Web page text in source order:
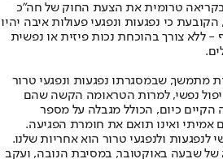
טרומית את הצעת החוק של חה״כ
כי נפגעות ונפגעי פעולות איבה יהיו
- ללא צורך בהוכחת נכות פיזית או נפשית
מתמשך, שבמסגרתו נפגעות ונפגעי טרור
נפשי, למרות הטראומה הקשה שהם
הקיים כיום, הכולל מגבלה על מספר
אמיתי ואינו תואם את חומרת הפגיעה.
לנפגעות ולנפגעי טרור הוא אחריות שלנו.
של שבעה באוקטובר, במסיבת הנובה, ועקב